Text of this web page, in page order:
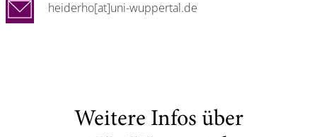
heiderho[at]uni-wuppertal.de
Weitere Infos über